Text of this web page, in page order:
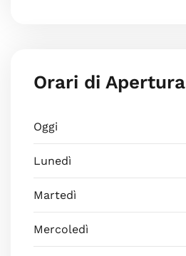
Orari di Apertura
Oggi
Lunedì
Martedì
Mercoledì